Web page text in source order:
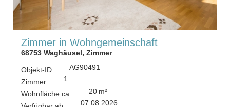
Zimmer in Wohngemeinschaft
68753 Waghäusel, Zimmer
Objekt-ID:
AG90491
Zimmer:
1
Wohnfläche ca.:
20 m²
07.08.2026